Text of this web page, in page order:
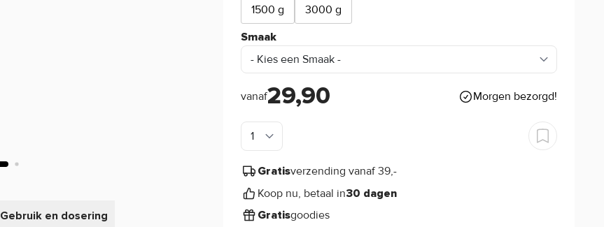
1500 g 3000 g
Smaak
vanaf29,90 Morgen bezorgd!
Gratisverzending vanaf 39,-
Koop nu, betaal in30 dagen
Gratisgoodies
Gebruik en dosering